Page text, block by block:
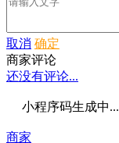
取消 确定
商家评论
还没有评论...
小程序码生成中...
商家